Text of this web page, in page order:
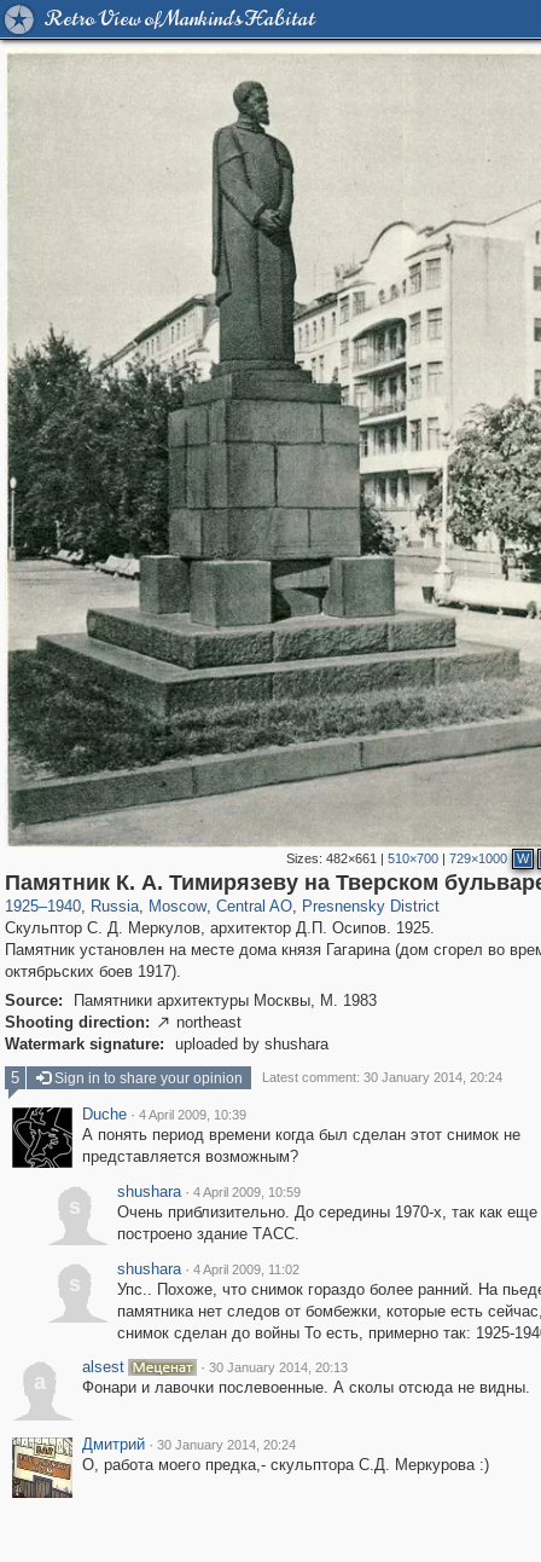
Retro View of Mankind's Habitat
Sizes: 482×661 | 510×700| 729×1000 W
Памятник К. А. Тимирязеву на Тверском
1925–1940, Russia
1,407,399 29,248
, Moscow
319,882 8,286
, Central AO
160,021 5,916
, Presnensky District
13,345 396
Скульптор С. Д. Меркулов, архитектор Д.П. Осипов. 1925.
Памятник установлен на месте дома князя Гагарина (дом сгорел во
октябрьских боев 1917).
Source:
Памятники архитектуры Москвы, М. 1983
Shooting direction:  northeast
Watermark signature:
uploaded by shushara
5
Sign in to share your opinion Latest comment: 30 January 2014, 20:24
Duche · 4 April 2009, 10:39
А понять период времени когда был сделан этот снимок не
представляется возможным?
s
shushara · 4 April 2009, 10:59
Очень приблизительно. До середины 1970-х, так как еще
построено здание ТАСС.
s
shushara · 4 April 2009, 11:02
Упс.. Похоже, что снимок гораздо более ранний. На
памятника нет следов от бомбежки, которые есть
снимок сделан до войны То есть, примерно так: 1925-
a
alsest · 30 January 2014, 20:13
Фонари и лавочки послевоенные. А сколы отсюда не видны.
Дмитрий · 30 January 2014, 20:24
О, работа моего предка,- скульптора С.Д. Меркурова :)